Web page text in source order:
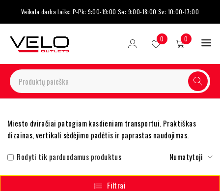
Veikala darba laiks: P-Pk: 9:00-19:00 Se: 9:00-18:00 Sv: 10:00-17:00
0 0
Miesto dviračiai patogiam kasdieniam transportui. Praktiškas
dizainas, vertikali sėdėjimo padėtis ir paprastas naudojimas.
Numatytoji
Rodyti tik parduodamus produktus
Filtrai